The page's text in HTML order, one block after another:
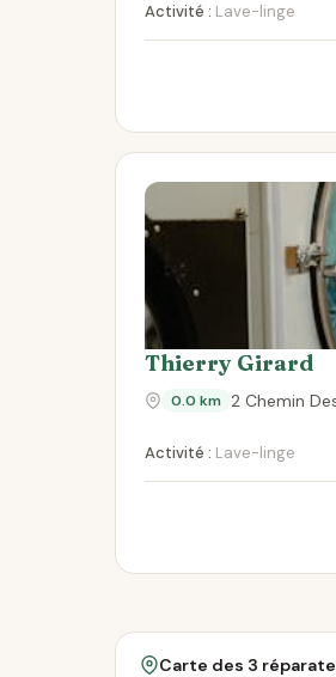
Activité : Lave-linge
Thierry Girard
0.0 km 2 Chemin
Activité : Lave-linge
Carte des 3